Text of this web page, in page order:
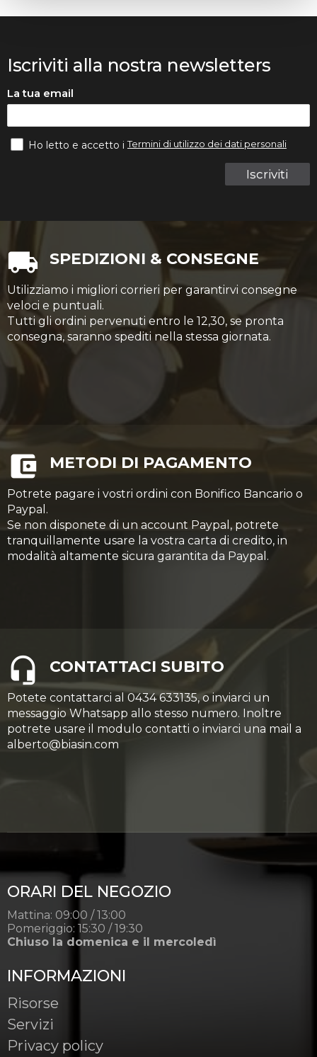
Iscriviti alla nostra newsletters
La tua email
Iscriviti
Ho letto e accetto iTermini di utilizzo dei dati personali
SPEDIZIONI & CONSEGNE
Utilizziamo i migliori corrieri per garantirvi consegne
veloci e puntuali.
Tutti gli ordini pervenuti entro le 12,30, se pronta
consegna, saranno spediti nella stessa giornata.
METODI DI PAGAMENTO
Potrete pagare i vostri ordini con Bonifico Bancario o
Paypal.
Se non disponete di un account Paypal, potrete
tranquillamente usare la vostra carta di credito, in
modalità altamente sicura garantita da Paypal.
CONTATTACI SUBITO
Potete contattarci al 0434 633135, o inviarci un
messaggio Whatsapp allo stesso numero. Inoltre
potrete usare il modulo contatti o inviarci una mail a
alberto@biasin.com
ORARI DEL NEGOZIO
Mattina: 09:00 / 13:00
Pomeriggio: 15:30 / 19:30
Chiuso la domenica e il mercoledì
INFORMAZIONI
Risorse
Servizi
Privacy policy